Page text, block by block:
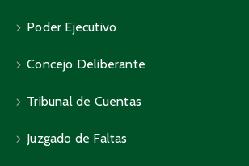
Poder Ejecutivo
Concejo Deliberante
Tribunal de Cuentas
Juzgado de Faltas